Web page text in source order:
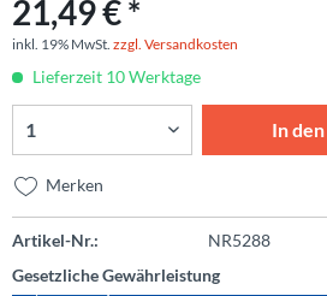
21,49 € *
inkl. 19% MwSt. zzgl. Versandkosten
Lieferzeit 10 Werktage
In den
Merken
Artikel-Nr.:
NR5288
Gesetzliche Gewährleistung